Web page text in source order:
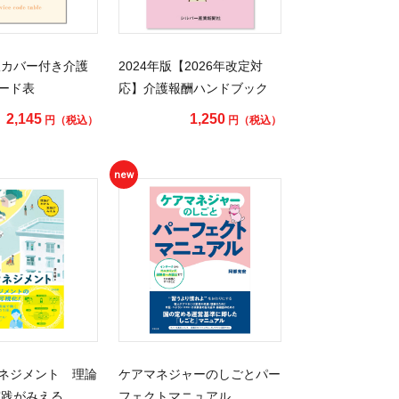
バー付き介護
ド表
2,145 円（税込）
2024年版【2026年改定対
応】介護報酬ハンドブック
1,250 円（税込）
ジメント 理論
がみえる
new
ケアマネジャーのしごとパー
フェクトマニュアル